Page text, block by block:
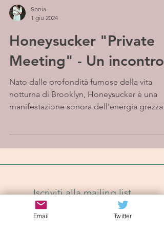
Sonia
1 giu 2024
Honeysucker "Private
Meeting" - Un incontro
Nato dalle profondità fumose della vita
notturna di Brooklyn, Honeysucker è una
manifestazione sonora dell'energia grezza
Iscriviti alla mailing list
Email Twitter